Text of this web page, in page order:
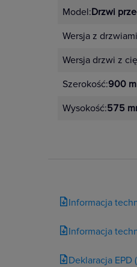
Model:Drzwi
Wersja z
Wersja drzwi z
Szerokość:900
Wysokość:575
Informacja
Informacja
Deklaracja